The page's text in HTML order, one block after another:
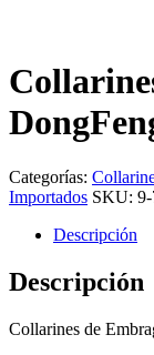
Categorías:
Importados SKU:
Descripción
Descripción
Collarines de